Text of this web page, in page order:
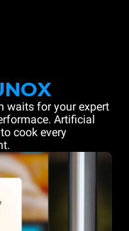
waits for your expert
Artificial
cook every